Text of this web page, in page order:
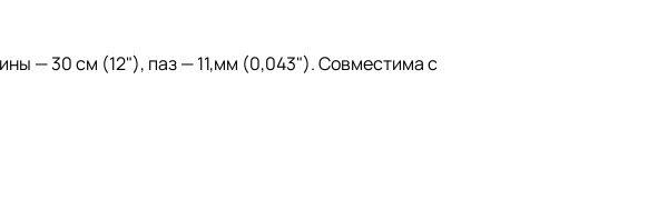
— 30 см (12"), паз — 11,мм (0,043"). Совместима с